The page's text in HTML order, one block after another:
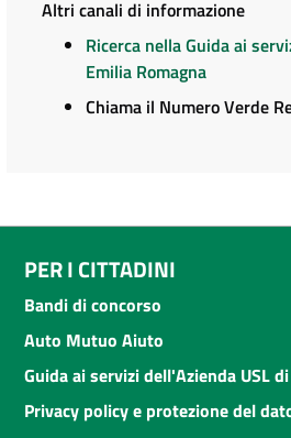
Altri canali di informazione
Ricerca nella Guida ai
Emilia Romagna
Chiama il Numero Verde
PER I CITTADINI
Bandi di concorso
Auto Mutuo Aiuto
Guida ai servizi dell'Azienda USL
Privacy policy e protezione del